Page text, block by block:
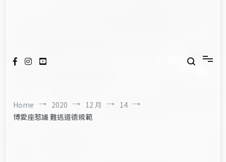
Home 2020 12 月
14
博愛座惹議 難逃道德規範